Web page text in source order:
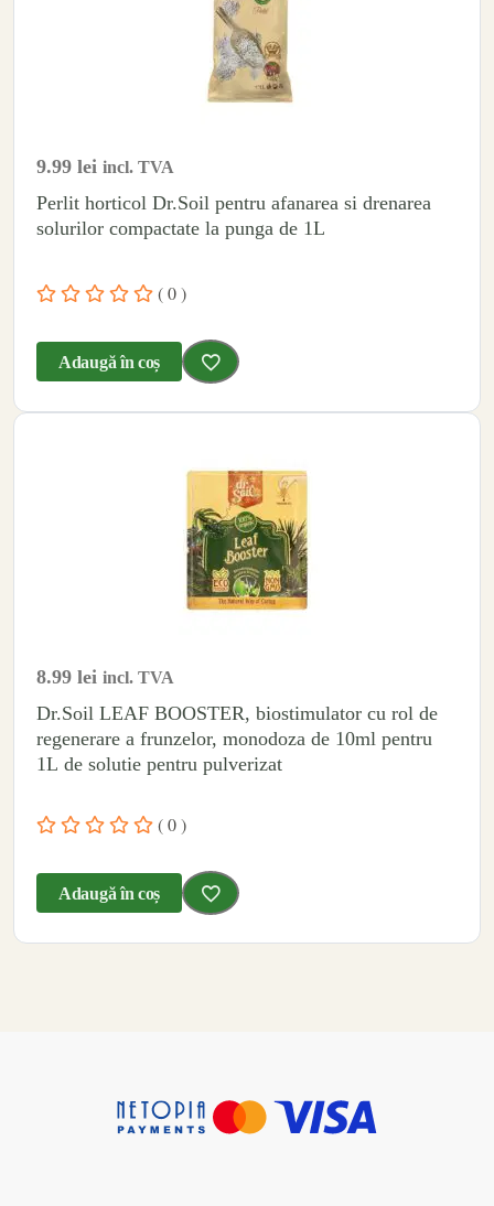
9.99 lei incl. TVA
Perlit horticol Dr.Soil pentru afanarea si drenarea
solurilor compactate la punga de 1L
( 0 )
Adaugă în coș
8.99 lei incl. TVA
Dr.Soil LEAF BOOSTER, biostimulator cu rol de
regenerare a frunzelor, monodoza de 10ml pentru
1L de solutie pentru pulverizat
( 0 )
Adaugă în coș